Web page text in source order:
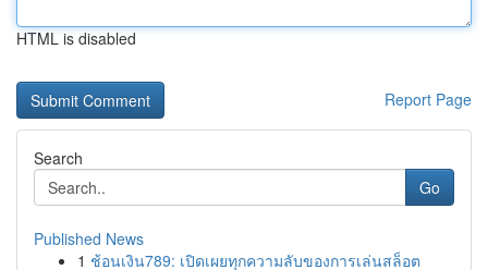
HTML is disabled
Report Page
Search
Go
Published News
1 ช้อนเงิน789: เปิดเผยทุกความลับของการเล่นสล็อต